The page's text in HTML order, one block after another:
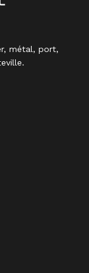
métal, port,